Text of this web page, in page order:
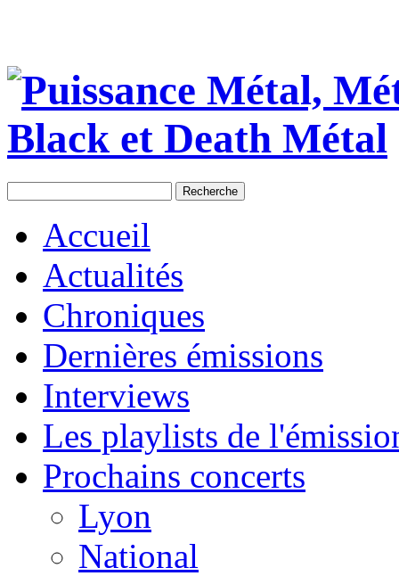
Accueil
Actualités
Chroniques
Dernières émissions
Interviews
Les playlists de
Prochains concerts
Lyon
National